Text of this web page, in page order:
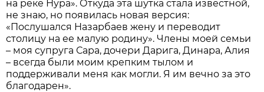
на реке Нура». Откуда эта шутка стала известной,
не знаю, но появилась новая версия:
«Послушался Назарбаев жену и переводит
столицу на ее малую родину». Члены моей семьи
– моя супруга Сара, дочери Дарига, Динара, Алия
– всегда были моим крепким тылом и
поддерживали меня как могли. Я им вечно за это
благодарен».